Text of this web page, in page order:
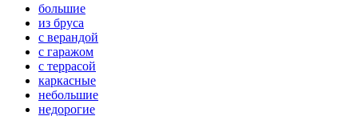
большие
из бруса
с верандой
с гаражом
с террасой
каркасные
небольшие
недорогие